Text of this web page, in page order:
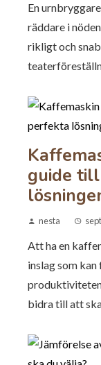
En
räddare i
rikligt och
guide
nesta
Att ha en
inslag som
bidra till att